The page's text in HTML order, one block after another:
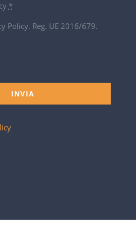
*
Policy. Reg. UE 2016/679.
INVIA